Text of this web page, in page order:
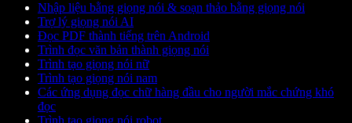
Nhập liệu bằng giọng nói & soạn thảo bằng giọng nói
Trợ lý giọng nói AI
Đọc PDF thành tiếng trên Android
Trình đọc văn bản thành giọng nói
Trình tạo giọng nói nữ
Trình tạo giọng nói nam
Các ứng dụng đọc chữ hàng đầu cho người mắc chứng khó
đọc